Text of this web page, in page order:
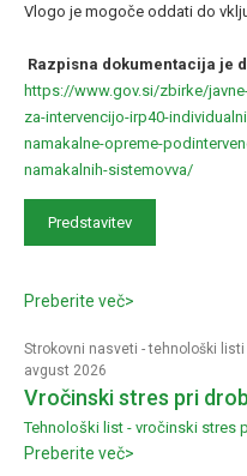
Vlogo je mogoče oddati do
Razpisna dokumentacija je
https://www.gov.si/zbirke/
za-intervencijo-irp40-
namakalne-opreme-
namakalnih-sistemovva/
Predstavitev
Preberite več>
Strokovni nasveti - tehnološki listi
avgust 2026
Vročinski stres pri
Tehnološki list - vročinski stres
Preberite več>